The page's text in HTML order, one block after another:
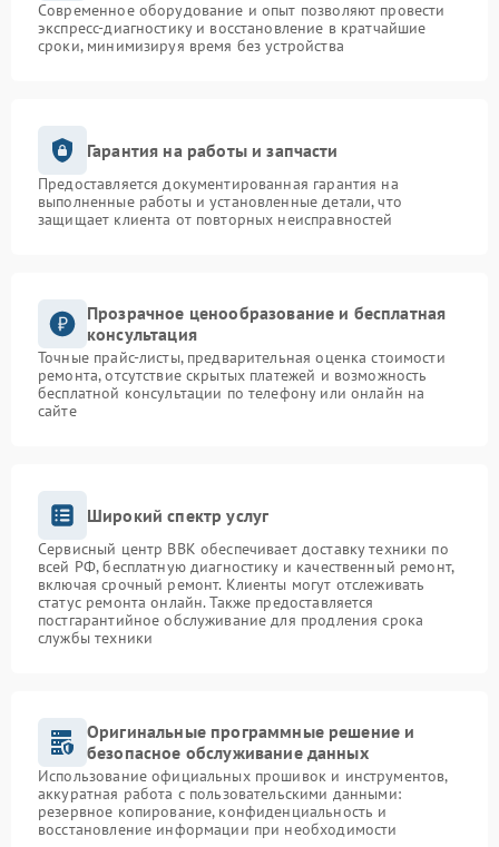
Современное оборудование и опыт позволяют провести
экспресс-диагностику и восстановление в кратчайшие
сроки, минимизируя время без устройства
Гарантия на работы и запчасти
Предоставляется документированная гарантия на
выполненные работы и установленные детали, что
защищает клиента от повторных неисправностей
Прозрачное ценообразование и бесплатная
консультация
Точные прайс-листы, предварительная оценка стоимости
ремонта, отсутствие скрытых платежей и возможность
бесплатной консультации по телефону или онлайн на
сайте
Широкий спектр услуг
Сервисный центр BBK обеспечивает доставку техники по
всей РФ, бесплатную диагностику и качественный ремонт,
включая срочный ремонт. Клиенты могут отслеживать
статус ремонта онлайн. Также предоставляется
постгарантийное обслуживание для продления срока
службы техники
Оригинальные программные решение и
безопасное обслуживание данных
Использование официальных прошивок и инструментов,
аккуратная работа с пользовательскими данными:
резервное копирование, конфиденциальность и
восстановление информации при необходимости